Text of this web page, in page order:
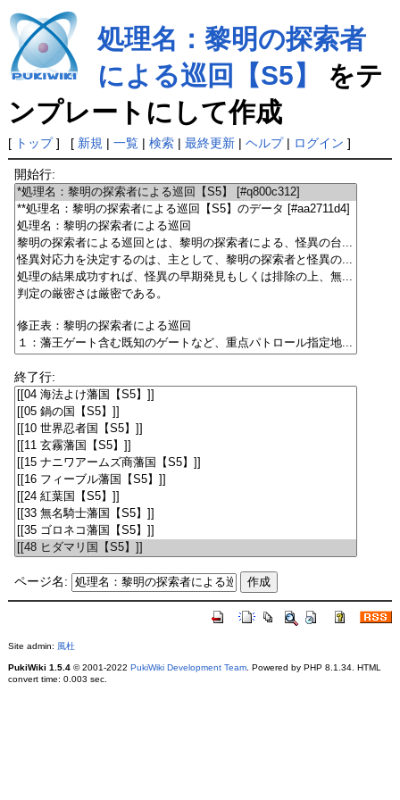
処理名：黎明の探索者
による巡回【S5】
をテ
ンプレートにして作成
[ トップ] [ 新規 | 一覧| 検索| 最終更新| ヘルプ| ログイン ]
開始行:
終了行:
ページ名:
Site admin: 風杜
PukiWiki 1.5.4© 2001-2022 PukiWiki Development Team. Powered by PHP 8.1.34. HTML
convert time: 0.003 sec.